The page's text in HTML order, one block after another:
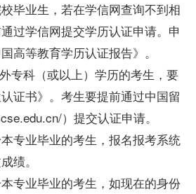
毕业生 ，若在学信网查询不到相
过学信网提交学历认证申请。申
高等教育学历认证报告》。
专科（或以上）学历的考生，要
认证书》。考生要提前通过中国留
）提交认证申请。
本专业毕业的考生，报名报考系统
绩。
本专业毕业的考生，如现在的身份